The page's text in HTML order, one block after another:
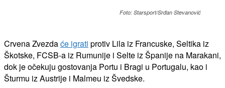
Foto: Starsport/Srđan Stevanović
Crvena Zvezdaće igrati protiv Lila iz Francuske, Seltika iz
Škotske, FCSB-a iz Rumunije i Selte iz Španije na Marakani,
dok je očekuju gostovanja Portu i Bragi u Portugalu, kao i
Šturmu iz Austrije i Malmeu iz Švedske.